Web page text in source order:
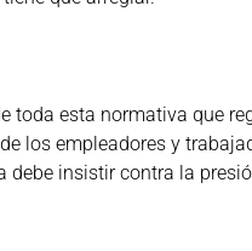
toda esta normativa que
los empleadores y
debe insistir contra la